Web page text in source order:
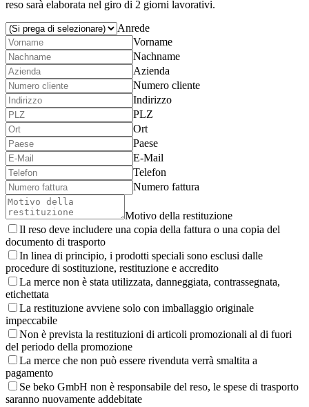
reso sarà elaborata nel giro di 2 giorni lavorativi.
Anrede
Vorname
Nachname
Azienda
Numero cliente
Indirizzo
PLZ
Ort
Paese
E-Mail
Telefon
Numero fattura
Motivo della restituzione
Il reso deve includere una copia della fattura o una copia del
documento di trasporto
In linea di principio, i prodotti speciali sono esclusi dalle
procedure di sostituzione, restituzione e accredito
La merce non è stata utilizzata, danneggiata, contrassegnata,
etichettata
La restituzione avviene solo con imballaggio originale
impeccabile
Non è prevista la restituzioni di articoli promozionali al di fuori
del periodo della promozione
La merce che non può essere rivenduta verrà smaltita a
pagamento
Se beko GmbH non è responsabile del reso, le spese di trasporto
saranno nuovamente addebitate